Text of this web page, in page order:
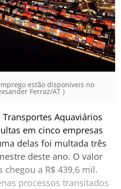
estão disponíveis no
Ferraz/AT )
Aquaviários
em cinco empresas
delas foi multada três
deste ano. O valor
chegou a R$ 439,6 mil.
processos transitados